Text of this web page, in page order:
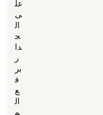
عل
ى
ال
ج
دا
ر
بر
ف
ع
ال
م